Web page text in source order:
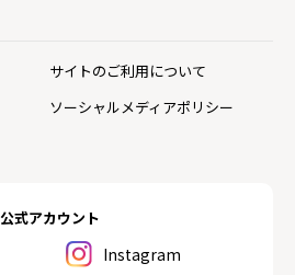
公式アカウント
Instagram
サイトのご利用について
ソーシャルメディアポリシー